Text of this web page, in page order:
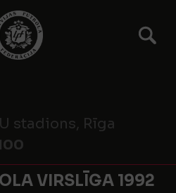
stadions, Rīga
VIRSLĪGA 1992